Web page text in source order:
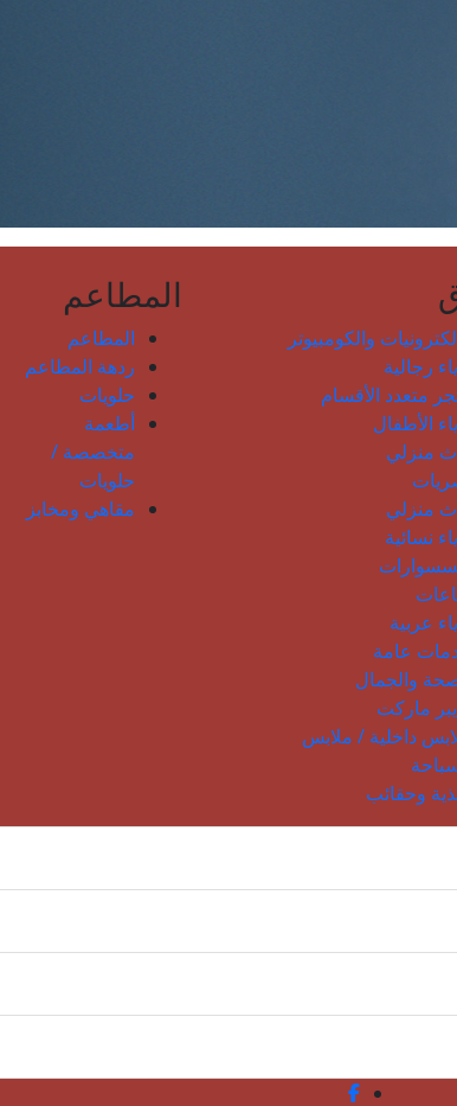
والكومبيوتر
رجالية
متعدد الأقسام
الأطفال
منزلي
منزلي
نسائية
عربية
عامة
والجمال
ماركت
داخلية / ملابس
وحقائب
المطاعم
المطاعم
ردهة المطاعم
حلويات
أطعمة
متخصصة /
حلويات
مقاهي ومخابز